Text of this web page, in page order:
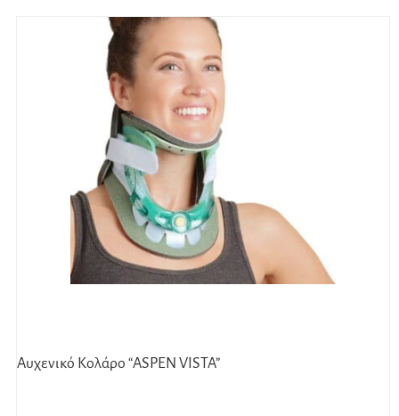
Αυχενικό Κολάρο “ASPEN VISTA”